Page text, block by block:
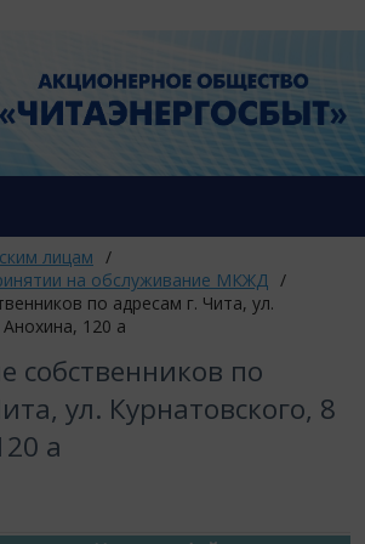
лицам /
на обслуживание МКЖД /
по адресам г. Чита, ул.
120 а
собственников по
ул. Курнатовского, 8
а